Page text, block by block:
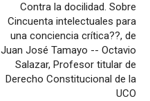
Contra la docilidad. Sobre
Cincuenta intelectuales para
una conciencia crítica??, de
Juan José Tamayo -- Octavio
Salazar, Profesor titular de
Derecho Constitucional de la
UCO